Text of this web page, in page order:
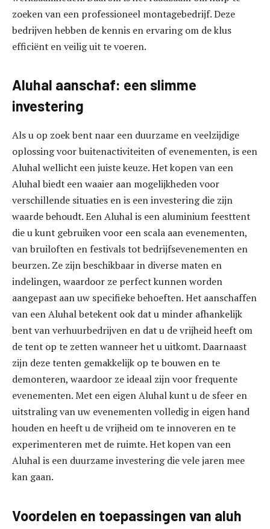
zoeken van een professioneel montagebedrijf. Deze
bedrijven hebben de kennis en ervaring om de klus
efficiënt en veilig uit te voeren.
Aluhal aanschaf: een slimme
investering
Als u op zoek bent naar een duurzame en veelzijdige
oplossing voor buitenactiviteiten of evenementen, is een
Aluhal wellicht een juiste keuze. Het kopen van een
Aluhal biedt een waaier aan mogelijkheden voor
verschillende situaties en is een investering die zijn
waarde behoudt. Een Aluhal is een aluminium feesttent
die u kunt gebruiken voor een scala aan evenementen,
van bruiloften en festivals tot bedrijfsevenementen en
beurzen. Ze zijn beschikbaar in diverse maten en
indelingen, waardoor ze perfect kunnen worden
aangepast aan uw specifieke behoeften. Het aanschaffen
van een Aluhal betekent ook dat u minder afhankelijk
bent van verhuurbedrijven en dat u de vrijheid heeft om
de tent op te zetten wanneer het u uitkomt. Daarnaast
zijn deze tenten gemakkelijk op te bouwen en te
demonteren, waardoor ze ideaal zijn voor frequente
evenementen. Met een eigen Aluhal kunt u de sfeer en
uitstraling van uw evenementen volledig in eigen hand
houden en heeft u de vrijheid om te innoveren en te
experimenteren met de ruimte. Het kopen van een
Aluhal is een duurzame investering die vele jaren mee
kan gaan.
Voordelen en toepassingen van aluh